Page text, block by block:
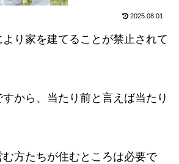
2025.08.01
り家を建てることが禁止されて
から、当たり前と言えば当たり
む方たちが住むところは必要で